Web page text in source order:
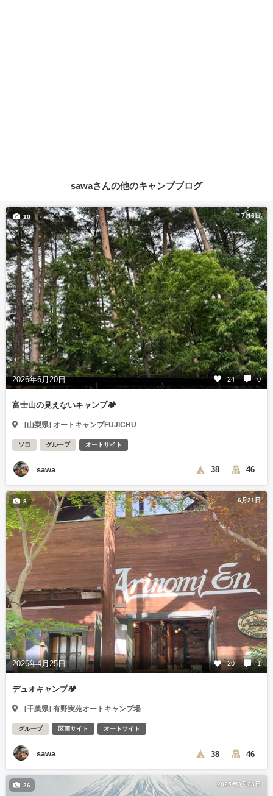
sawaさんの他のキャンプブログ
7月6日
2026年6月20日 24 0
10
富士山の見えないキャンプ🏕️
[山梨県] オートキャンプFUJICHU
ソロ グループ オートサイト
sawa 38 46
6月21日
2026年4月25日 20 1
8
デュオキャンプ🏕️
[千葉県] 有野実苑オートキャンプ場
グループ 区画サイト オートサイト
sawa 38 46
2025年3月23日
26